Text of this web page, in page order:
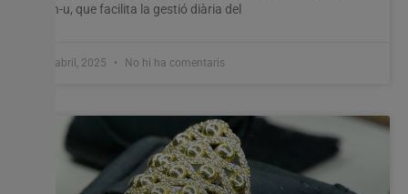
en-u, que facilita la gestió diària del
4 abril, 2025 No hi ha comentaris